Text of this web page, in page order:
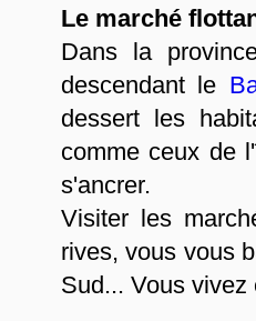
Le marché
Dans la
descendant le
dessert les
comme ceux de
s'ancrer.
Visiter les
rives, vous vous
Sud... Vous